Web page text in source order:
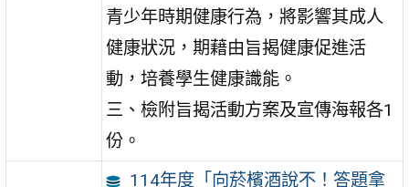
青少年時期健康行為，將影響其成人
健康狀況，期藉由旨揭健康促進活
動，培養學生健康識能。
三、檢附旨揭活動方案及宣傳海報各1
份。
114年度「向菸檳酒說不！答題拿